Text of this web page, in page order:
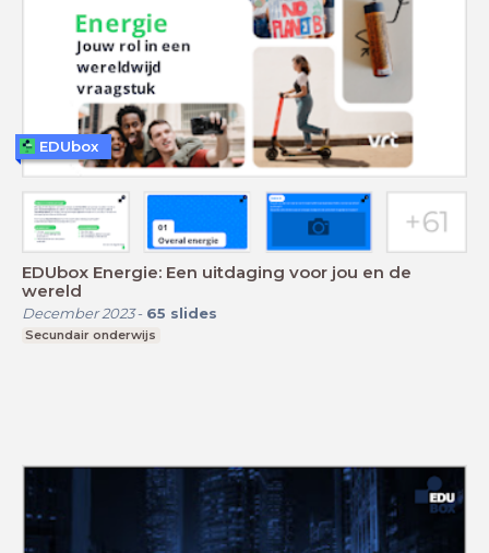
EDUbox Energie: Een uitdaging voor jou en de
wereld
December 2023- 65 slides
Secundair onderwijs
EDUbox